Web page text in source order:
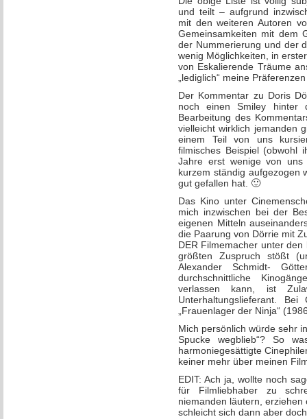
und teilt – aufgrund
mit den weiteren Autoren
Gemeinsamkeiten mit dem
der Nummerierung und der
wenig Möglichkeiten, in
von Eskalierende Träume
„lediglich“ meine
Der Kommentar zu Doris
noch einen Smiley hinter
Bearbeitung des
vielleicht wirklich jemanden
einem Teil von uns
filmisches Beispiel
Jahre erst wenige von
kurzem ständig aufgezogen
gut gefallen hat. 🙂
Das Kino unter
mich inzwischen bei der
eigenen Mitteln
die Paarung von Dörrie mit
DER Filmemacher unter
größten Zuspruch stößt
Alexander Schmidt-
durchschnittliche
verlassen kann, ist
Unterhaltungslieferant.
„Frauenlager der Ninja“
Mich persönlich würde sehr
Spucke wegblieb“? So
harmoniegesättigte
keiner mehr über meinen
EDIT: Ach ja, wollte noch
für Filmliebhaber zu
niemanden läutern,
schleicht sich dann aber